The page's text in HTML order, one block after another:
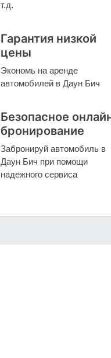
т.д.
Гарантия низкой
цены
Экономь на аренде
автомобилей в Даун Бич
Безопасное
бронирование
Забронируй автомобиль в
Даун Бич при помощи
надежного сервиса